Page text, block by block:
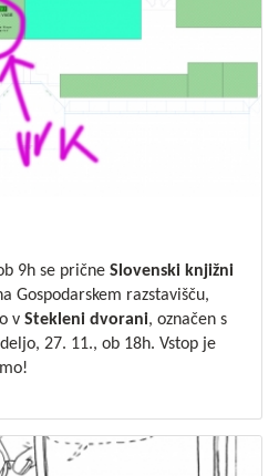
9h se prične Slovenski knjižni
Gospodarskem razstavišču,
v Stekleni dvorani, označen s
27. 11., ob 18h. Vstop je